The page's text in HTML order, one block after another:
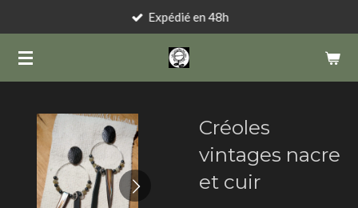
contenu
principal
Expédié en 48h
Créoles
vintages nacre
et cuir